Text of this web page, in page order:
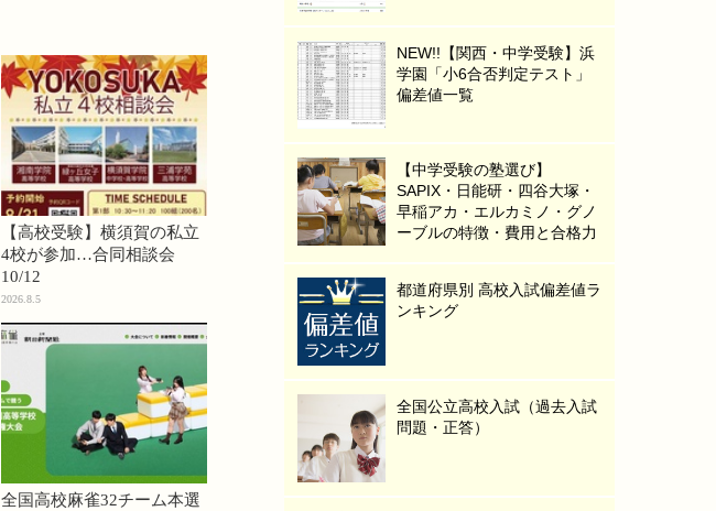
【高校受験】横須賀の私立
4校が参加…合同相談会
10/12
2026.8.5
全国高校麻雀32チーム本選
NEW!!【関西・中学受験】浜
学園「小6合否判定テスト」
偏差値一覧
【中学受験の塾選び】
SAPIX・日能研・四谷大塚・
早稲アカ・エルカミノ・グノ
ーブルの特徴・費用と合格力
都道府県別 高校入試偏差値ラ
ンキング
全国公立高校入試（過去入試
問題・正答）